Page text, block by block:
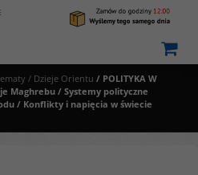
/ Dzieje Orientu / POLITYKA W
Maghrebu / Systemy polityczne
/ Konflikty i napięcia w świecie